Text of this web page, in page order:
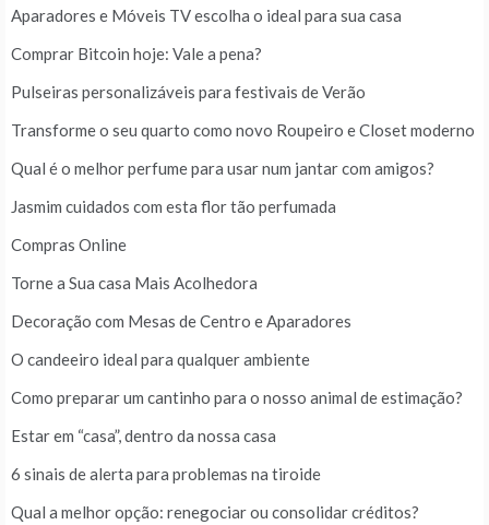
Aparadores e Móveis TV escolha o ideal para sua casa
Comprar Bitcoin hoje: Vale a pena?
Pulseiras personalizáveis para festivais de Verão
Transforme o seu quarto como novo Roupeiro e Closet moderno
Qual é o melhor perfume para usar num jantar com amigos?
Jasmim cuidados com esta flor tão perfumada
Compras Online
Torne a Sua casa Mais Acolhedora
Decoração com Mesas de Centro e Aparadores
O candeeiro ideal para qualquer ambiente
Como preparar um cantinho para o nosso animal de estimação?
Estar em “casa”, dentro da nossa casa
6 sinais de alerta para problemas na tiroide
Qual a melhor opção: renegociar ou consolidar créditos?